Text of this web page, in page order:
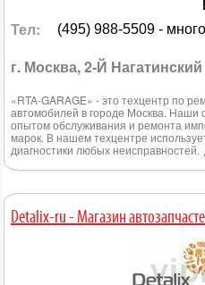
Тел: (495) 988-5509 -
г. Москва, 2-Й
«RTA-GARAGE» - это техцентр по
автомобилей в городе Москва.
опытом обслуживания и ремонта
марок. В нашем техцентре
диагностики любых неисправностей.
Detalix-ru - Магазин